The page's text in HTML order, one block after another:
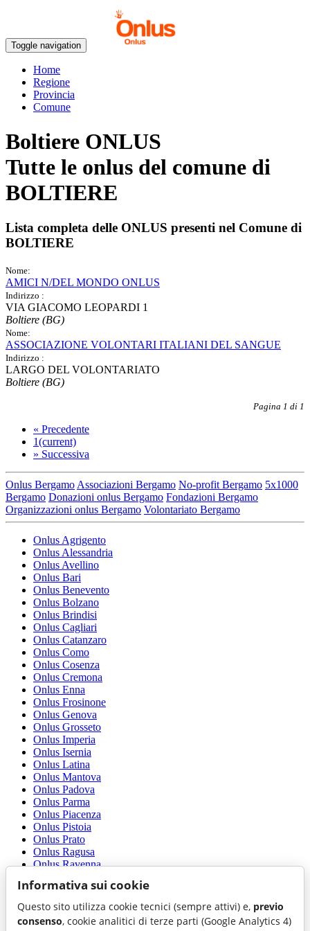
Toggle navigation
Home
Regione
Provincia
Comune
Boltiere ONLUS
Tutte le onlus del comune di
BOLTIERE
Lista completa delle ONLUS presenti nel Comune di
BOLTIERE
Nome:
AMICI N/DEL MONDO ONLUS
Indirizzo :
VIA GIACOMO LEOPARDI 1
Boltiere (BG)
Nome:
ASSOCIAZIONE VOLONTARI ITALIANI DEL SANGUE
Indirizzo :
LARGO DEL VOLONTARIATO
Boltiere (BG)
Pagina 1 di 1
« Precedente
1(current)
» Successiva
Onlus Bergamo Associazioni Bergamo No-profit Bergamo 5x1000
Bergamo Donazioni onlus Bergamo Fondazioni Bergamo
Organizzazioni onlus Bergamo Volontariato Bergamo
Onlus Agrigento
Onlus Alessandria
Onlus Avellino
Onlus Bari
Onlus Benevento
Onlus Bolzano
Onlus Brindisi
Onlus Cagliari
Onlus Catanzaro
Onlus Como
Onlus Cosenza
Onlus Cremona
Onlus Enna
Onlus Frosinone
Onlus Genova
Onlus Grosseto
Onlus Imperia
Onlus Isernia
Onlus Latina
Onlus Mantova
Onlus Padova
Onlus Parma
Onlus Piacenza
Onlus Pistoia
Onlus Prato
Onlus Ragusa
Onlus Ravenna
Onlus Reggio nell'Emilia
Onlus Rovigo
Onlus Siracusa
Onlus Sondrio
Informativa sui cookie
Questo sito utilizza cookie tecnici (sempre attivi) e, previo
consenso, cookie analitici di terze parti (Google Analytics 4)